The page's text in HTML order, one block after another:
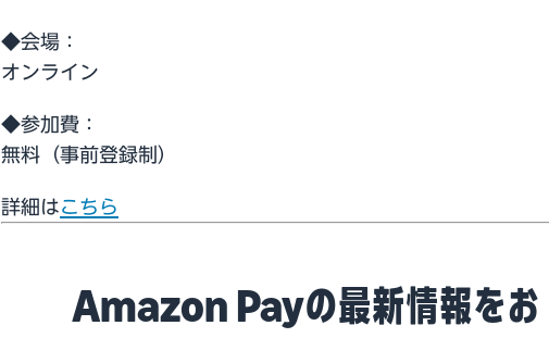
◆会場：
オンライン
◆参加費：
無料（事前登録制）
詳細はこちら
Amazon Payの最新情報をお